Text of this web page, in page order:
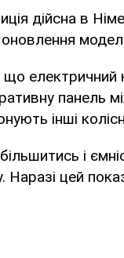
дійсна в
електричний
панель
інші
і
Наразі цей